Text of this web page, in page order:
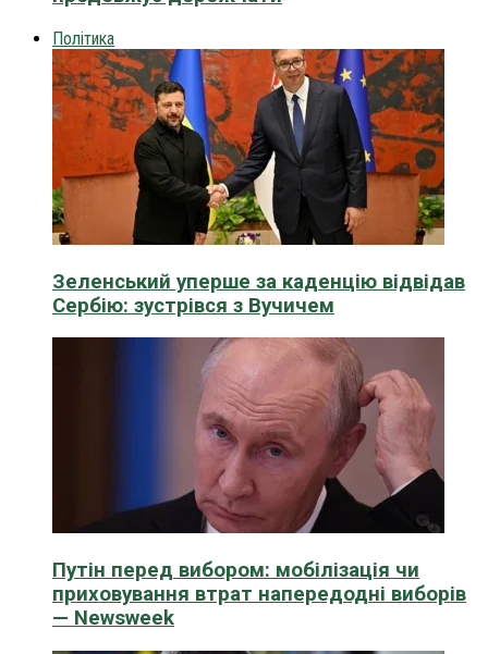
Політика
Зеленський уперше за каденцію відвідав
Сербію: зустрівся з Вучичем
Путін перед вибором: мобілізація чи
приховування втрат напередодні виборів
— Newsweek